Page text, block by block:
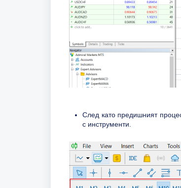
След като предишният
с инструменти.